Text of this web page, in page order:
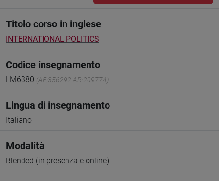
Titolo corso in inglese
INTERNATIONAL POLITICS
Codice insegnamento
LM6380 (AF:356292 AR:209774)
Lingua di insegnamento
Italiano
Modalità
Blended (in presenza e online)